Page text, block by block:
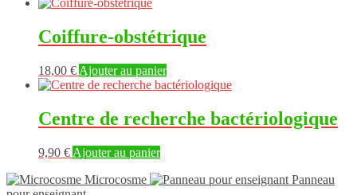
Coiffure-obstétrique
18,00 € Ajouter au panier
Centre de recherche bactériologique
9,90 € Ajouter au panier
Microcosme
Panneau